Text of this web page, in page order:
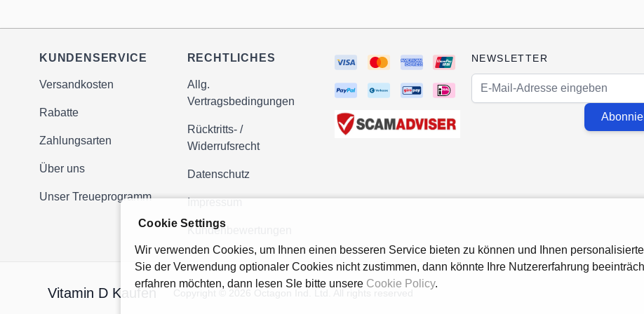
KUNDENSERVICE
Versandkosten
Rabatte
Zahlungsarten
Über uns
Unser Treueprogramm
RECHTLICHES
Allg.
Vertragsbedingungen
Rücktritts- /
Widerrufsrecht
Datenschutz
Impressum
Kundenbewertungen
NEWSLETTER
E-Mail-Adresse
Vitamin D Kaufen Copyright © 2026 Octagon Ind. Ltd. All rights reserved
Cookie Settings
Wir verwenden Cookies, um Ihnen einen besseren Service bieten zu können und Ihnen
Sie der Verwendung optionaler Cookies nicht zustimmen, dann könnte Ihre Nutzererfahrung
erfahren möchten, dann lesen SIe bitte unsere Cookie Policy.